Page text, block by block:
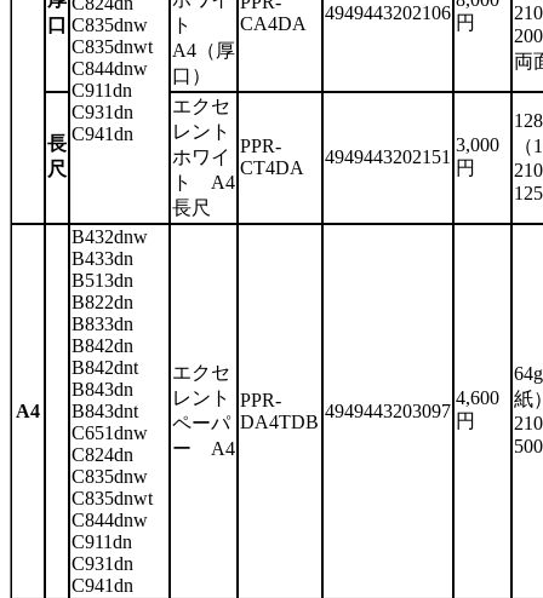
C835dnw
C835dnwt
C844dnw
C911dn
C931dn
C941dn
口
ト
A4（厚
口）
CA4DA
4949443202106 円
両
長
尺
エクセ
レント
ホワイ
ト A4
長尺
PPR-
CT4DA
4949443202151
3,000
円
A4
B432dnw
B433dn
B513dn
B822dn
B833dn
B842dn
B842dnt
B843dn
B843dnt
C651dnw
C824dn
C835dnw
C835dnwt
C844dnw
C911dn
C931dn
C941dn
エクセ
レント
ペーパ
ー A4
PPR-
DA4TDB
4949443203097
4,600
円
紙